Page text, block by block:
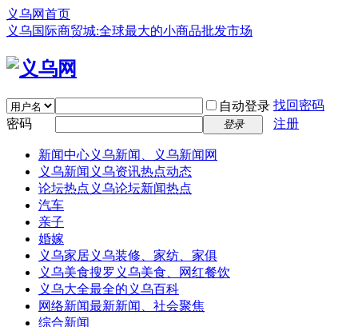
义乌网首页
义乌国际商贸城:全球最大的小商品批发市场
自动登录 找回密码
密码
登录 注册
新闻中心义乌新闻、义乌新闻网
义乌新闻 义乌资讯热点动态
论坛热点 义乌论坛新闻热点
汽车
亲子
婚嫁
义乌家居义乌装修、家纺、家俱
义乌美食搜罗义乌美食、网红餐饮
义乌大全最全的义乌百科
网络新闻最新新闻、社会聚焦
综合新闻